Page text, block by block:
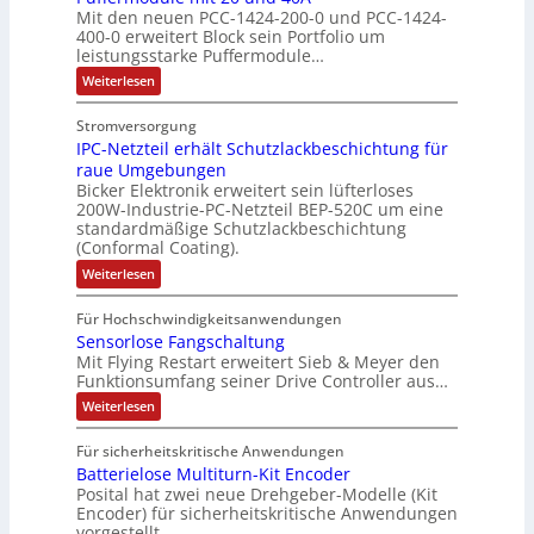
m
e
,
g
p
r
ä
g
t
d
u
r
c
h
d
a
s
A
u
s
a
m
V
o
r
s
a
n
d
d
e
s
V
D
M
A
E
l
e
t
r
i
s
e
b
e
s
ä
t
i
g
e
n
J
a
h
r
s
z
i
e
l
e
t
i
n
g
e
i
t
e
r
b
i
S
P
N
t
u
r
e
h
l
e
n
4
,
3
M
i
l
l
i
o
e
n
A
r
b
e
i
t
A
b
o
u
t
A
u
t
o
m
a
t
i
o
e
x
a
n
d
i
e
Mit den neuen PCC-1424-200-0 und PCC-1424-
400-0 erweitert Block sein Portfolio um
leistungsstarke Puffermodule…
Weiterlesen:
P
f
f
e
r
m
o
d
u
l
e
m
i
t
2
u
n
d
4
0
Stromversorgung
IPC-Netzteil erhält Schutzlackbeschichtung für
raue Umgebungen
Bicker Elektronik erweitert sein lüfterloses
200W-Industrie-PC-Netzteil BEP-520C um eine
standardmäßige Schutzlackbeschichtung
(Conformal Coating).
Weiterlesen:
I
C
-
N
e
t
z
t
i
l
e
r
h
Für Hochschwindigkeitsanwendungen
Sensorlose Fangschaltung
Mit Flying Restart erweitert Sieb & Meyer den
Funktionsumfang seiner Drive Controller aus…
Weiterlesen:
S
n
s
o
r
l
Für sicherheitskritische Anwendungen
Batterielose Multiturn-Kit Encoder
Posital hat zwei neue Drehgeber-Modelle (Kit
Encoder) für sicherheitskritische Anwendungen